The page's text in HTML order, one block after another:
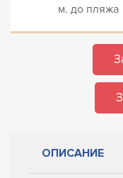
м. до пляжа
ОПИСАНИЕ